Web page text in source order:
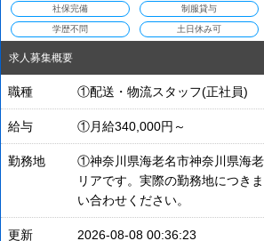
社保完備 制服貸与
学歴不問 土日休み可
求人募集概要
職種 ①配送・物流スタッフ(正社員)
給与 ①月給340,000円～
勤務地
①神奈川県海老名市神奈川県海
リアです。実際の勤務地につき
い合わせください。
更新 2026-08-08 00:36:23